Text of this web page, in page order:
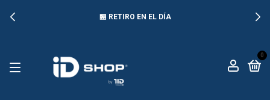
🏪 RETIRO EN EL DÍA
0